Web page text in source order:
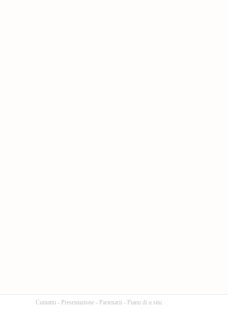
Cuntattu - Presentazione - Partenarii - Pianu di u situ